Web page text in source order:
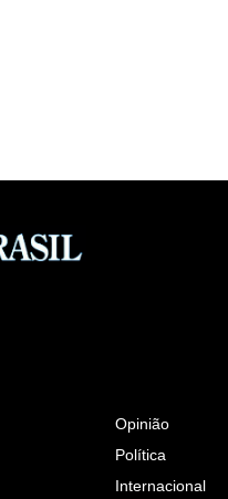
Opinião
Política
Internacional